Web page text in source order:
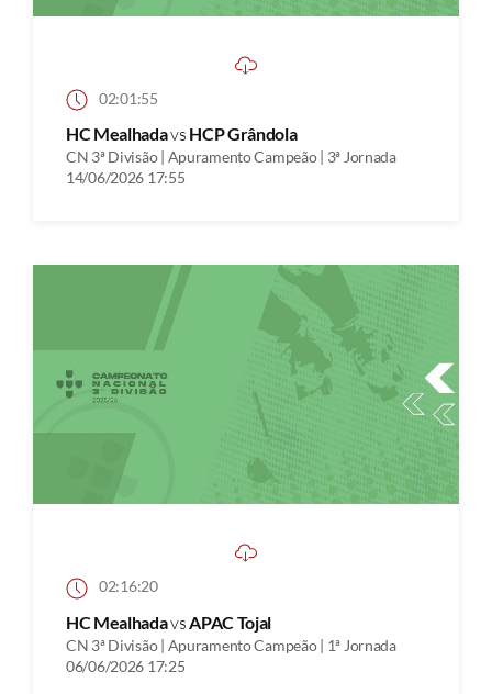
02:01:55
HC Mealhadavs HCP Grândola
CN 3ª Divisão | Apuramento Campeão | 3ª Jornada
14/06/2026 17:55
02:16:20
HC MealhadavsAPAC Tojal
CN 3ª Divisão | Apuramento Campeão | 1ª Jornada
06/06/2026 17:25